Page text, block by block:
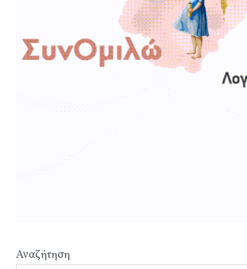
Αναζήτηση